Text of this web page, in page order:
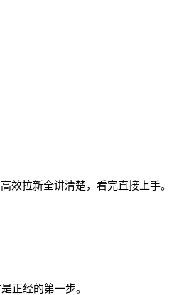
效拉新全讲清楚，看完直接上手。
正经的第一步。